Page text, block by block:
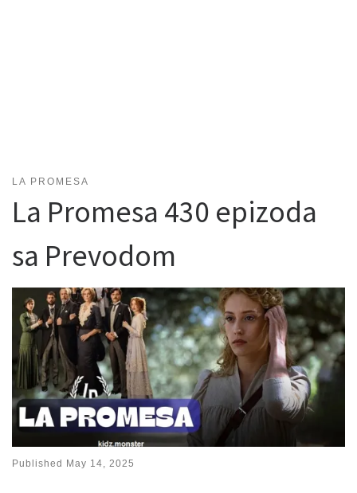
LA PROMESA
La Promesa 430 epizoda
sa Prevodom
Published May 14, 2025